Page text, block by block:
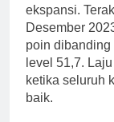
ekspansi.
Desember
poin dibanding
level 51,7.
ketika seluruh
baik.